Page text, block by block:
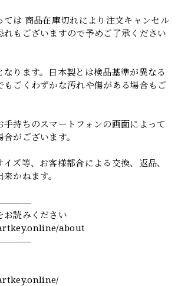
ては 商品在庫切れにより注文キャンセル
れもございますので予めご了承ください
なります。日本製とは検品基準が異なる
もごくわずかな汚れや傷がある場合もご
手持ちのスマートフォンの画面によって
がございます。
イズ等、お客様都合による交換、返品、
かねます。
お読みください
about